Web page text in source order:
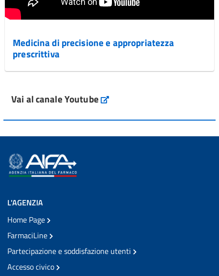
Medicina di precisione e appropriatezza
prescrittiva
Vai al canale Youtube
L'AGENZIA
Home Page
FarmaciLine
Partecipazione e soddisfazione utenti
Accesso civico